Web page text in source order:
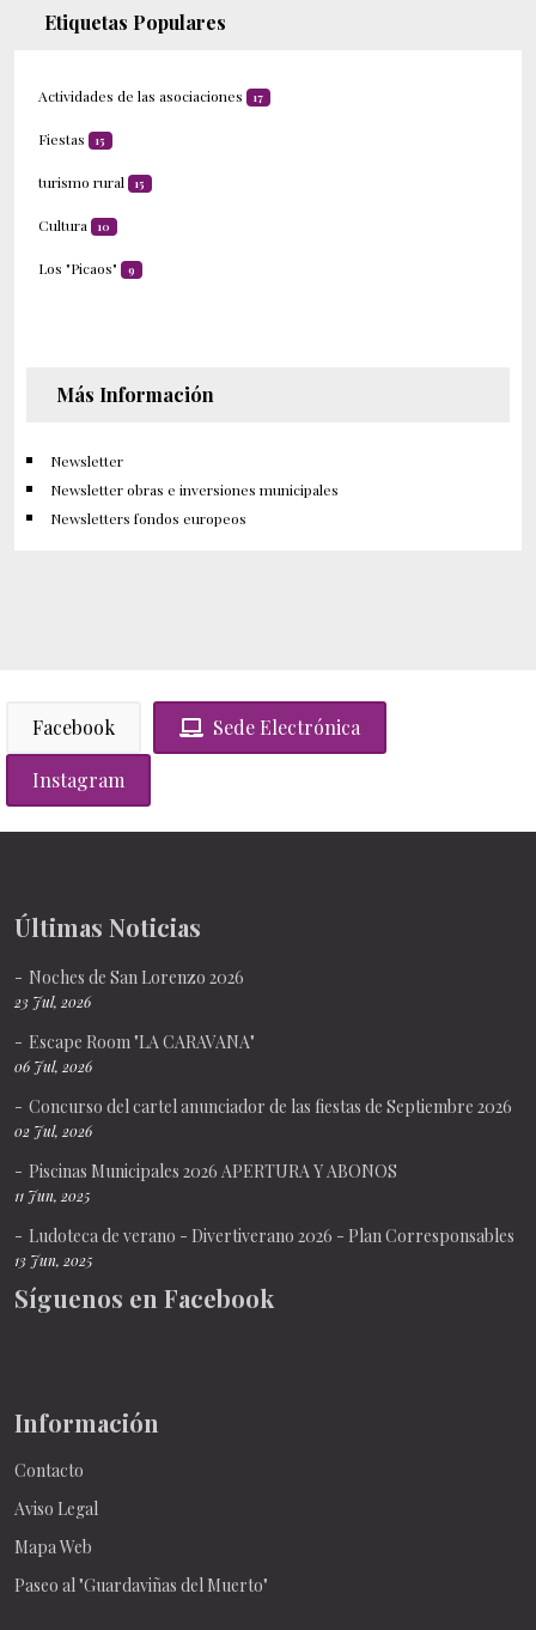
Etiquetas Populares
Actividades de las asociaciones 17
Fiestas 15
turismo rural 15
Cultura 10
Los "Picaos" 9
Más Información
Newsletter
Newsletter obras e inversiones municipales
Newsletters fondos europeos
Facebook Sede Electrónica
Instagram
Últimas Noticias
Noches de San Lorenzo 2026
23 Jul, 2026
Escape Room "LA CARAVANA"
06 Jul, 2026
Concurso del cartel anunciador de las fiestas de Septiembre 2026
02 Jul, 2026
Piscinas Municipales 2026 APERTURA Y ABONOS
11 Jun, 2025
Ludoteca de verano - Divertiverano 2026 - Plan Corresponsables
13 Jun, 2025
Síguenos en Facebook
Información
Contacto
Aviso Legal
Mapa Web
Paseo al "Guardaviñas del Muerto"